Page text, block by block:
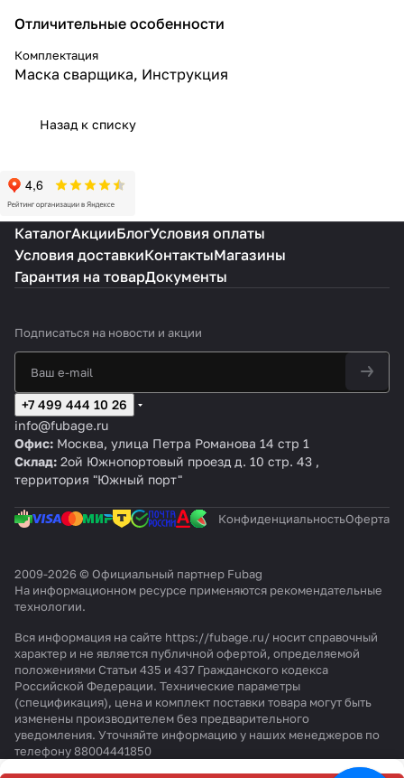
Отличительные особенности
Комплектация
Маска сварщика, Инструкция
Назад к списку
КаталогАкцииБлогУсловия оплаты
Условия доставкиКонтактыМагазины
Гарантия на товарДокументы
Подписаться на новости и акции
+7 499 444 10 26
info@fubage.ru
Офис: Москва, улица Петра Романова 14 стр 1
Склад: 2ой Южнопортовый проезд д. 10 стр. 43 ,
территория "Южный порт"
КонфиденциальностьОферта
2009-2026 © Официальный партнер Fubag
На информационном ресурсе применяются рекомендательные
технологии.
Вся информация на сайте https://fubage.ru/ носит справочный
характер и не является публичной офертой, определяемой
положениями Статьи 435 и 437 Гражданского кодекса
Российской Федерации. Технические параметры
(спецификация), цена и комплект поставки товара могут быть
изменены производителем без предварительного
уведомления. Уточняйте информацию у наших менеджеров по
телефону 88004441850